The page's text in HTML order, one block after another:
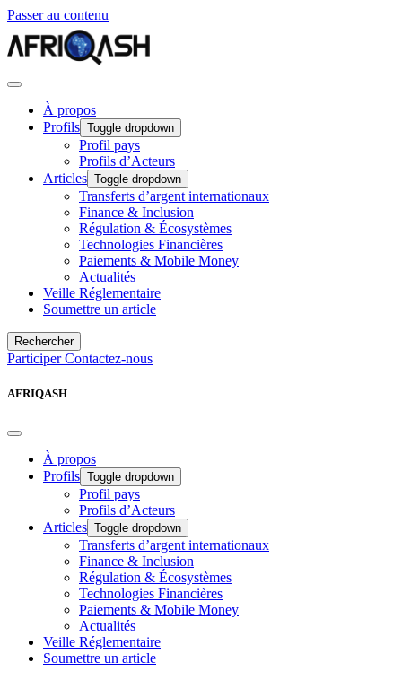
Passer au contenu
À propos
Profils Toggle dropdown
Profil pays
Profils d’Acteurs
Articles Toggle dropdown
Transferts d’argent internationaux
Finance & Inclusion
Régulation & Écosystèmes
Technologies Financières
Paiements & Mobile Money
Actualités
Veille Réglementaire
Soumettre un article
Rechercher
ParticiperContactez-nous
AFRIQASH
À propos
Profils Toggle dropdown
Profil pays
Profils d’Acteurs
Articles Toggle dropdown
Transferts d’argent internationaux
Finance & Inclusion
Régulation & Écosystèmes
Technologies Financières
Paiements & Mobile Money
Actualités
Veille Réglementaire
Soumettre un article